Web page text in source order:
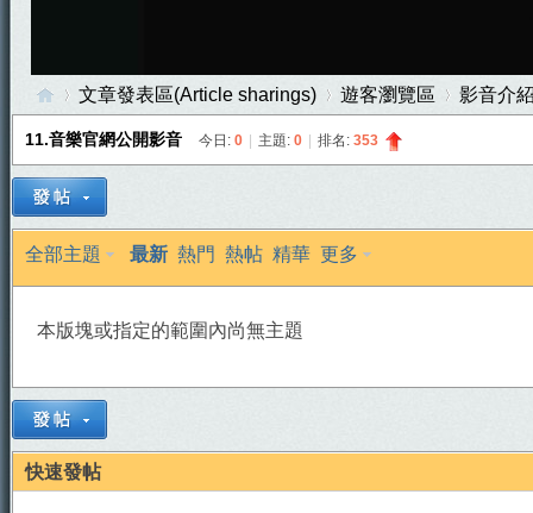
中
天
»
文章發表區(Article sharings) 遊客瀏覽區 影音介
11.音樂官網公開影音 今日: 0 主題: 0 排名: 353
全部主題 最新 熱門 熱帖 精華 更多
本版塊或指定的範圍內尚無主題
快速發帖